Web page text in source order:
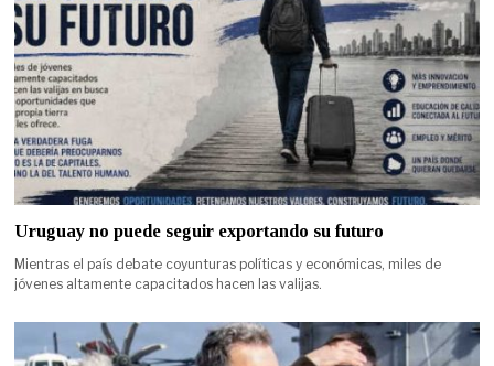
Uruguay no puede seguir exportando su futuro
Mientras el país debate coyunturas políticas y económicas, miles de
jóvenes altamente capacitados hacen las valijas.